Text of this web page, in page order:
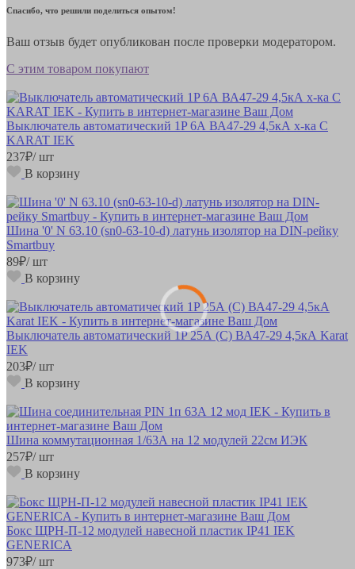
Спасибо, что решили поделиться опытом!
Ваш отзыв будет опубликован после проверки модератором.
С этим товаром покупают
Выключатель автоматический 1P 6А ВА47-29 4,5кА х-ка С
KARAT IEK
237₽/ шт
В корзину
Шина '0' N 63.10 (sn0-63-10-d) латунь изолятор на DIN-рейку
Smartbuy
89₽/ шт
В корзину
Выключатель автоматический 1P 25А (С) ВА47-29 4,5кА Karat
IEK
203₽/ шт
В корзину
Шина коммутационная 1/63А на 12 модулей 22см ИЭК
257₽/ шт
В корзину
Бокс ЩРН-П-12 модулей навесной пластик IP41 IEK
GENERICA
973₽/ шт